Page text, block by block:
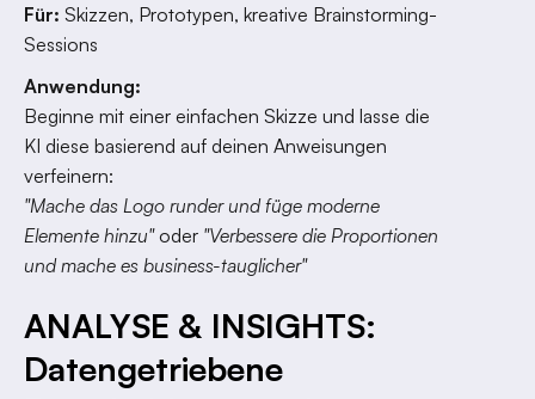
Für: Skizzen, Prototypen, kreative Brainstorming-
Sessions
Anwendung:
Beginne mit einer einfachen Skizze und lasse die
KI diese basierend auf deinen Anweisungen
verfeinern:
"Mache das Logo runder und füge moderne
Elemente hinzu"oder "Verbessere die Proportionen
und mache es business-tauglicher"
ANALYSE & INSIGHTS:
Datengetriebene